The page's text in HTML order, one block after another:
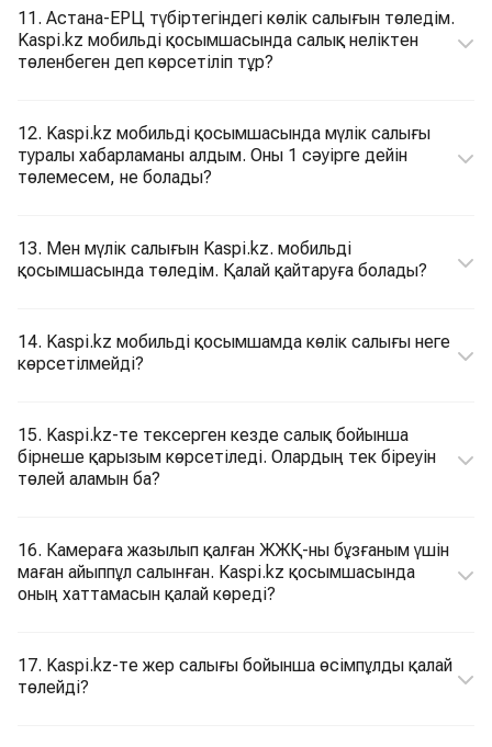
11. Астана-ЕРЦ түбіртегіндегі көлік салығын төледім.
Kaspi.kz мобильді қосымшасында салық неліктен
төленбеген деп көрсетіліп тұр?
12. Kaspi.kz мобильді қосымшасында мүлік салығы
туралы хабарламаны алдым. Оны 1 сәуірге дейін
төлемесем, не болады?
13. Мен мүлік салығын Kaspi.kz. мобильді
қосымшасында төледім. Қалай қайтаруға болады?
14. Kaspi.kz мобильді қосымшамда көлік салығы неге
көрсетілмейді?
15. Kaspi.kz-те тексерген кезде салық бойынша
бірнеше қарызым көрсетіледі. Олардың тек біреуін
төлей аламын ба?
16. Камераға жазылып қалған ЖЖҚ-ны бұзғаным үшін
маған айыппұл салынған. Kaspi.kz қосымшасында
оның хаттамасын қалай көреді?
17. Kaspi.kz-те жер салығы бойынша өсімпұлды қалай
төлейді?